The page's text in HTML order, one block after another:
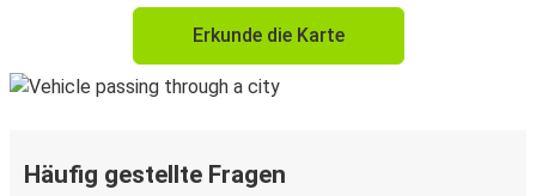
Erkunde die Karte
Häufig gestellte Fragen